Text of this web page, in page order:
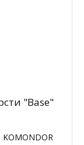
"Base"